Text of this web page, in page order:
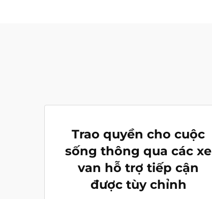
Trao quyền cho cuộc
sống thông qua các xe
van hỗ trợ tiếp cận
được tùy chỉnh